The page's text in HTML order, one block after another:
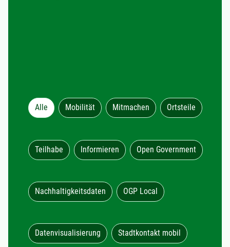
Alle Mobilität Mitmachen Ortsteile
Teilhabe Informieren Open Government
Nachhaltigkeitsdaten OGP Local
Datenvisualisierung Stadtkontakt mobil